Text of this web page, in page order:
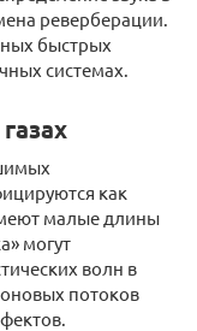
реверберации.
быстрых
системах.
как
малые длины
могут
волн в
потоков